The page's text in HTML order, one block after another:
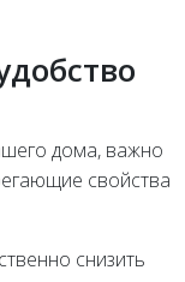
дома, важно
свойства
снизить